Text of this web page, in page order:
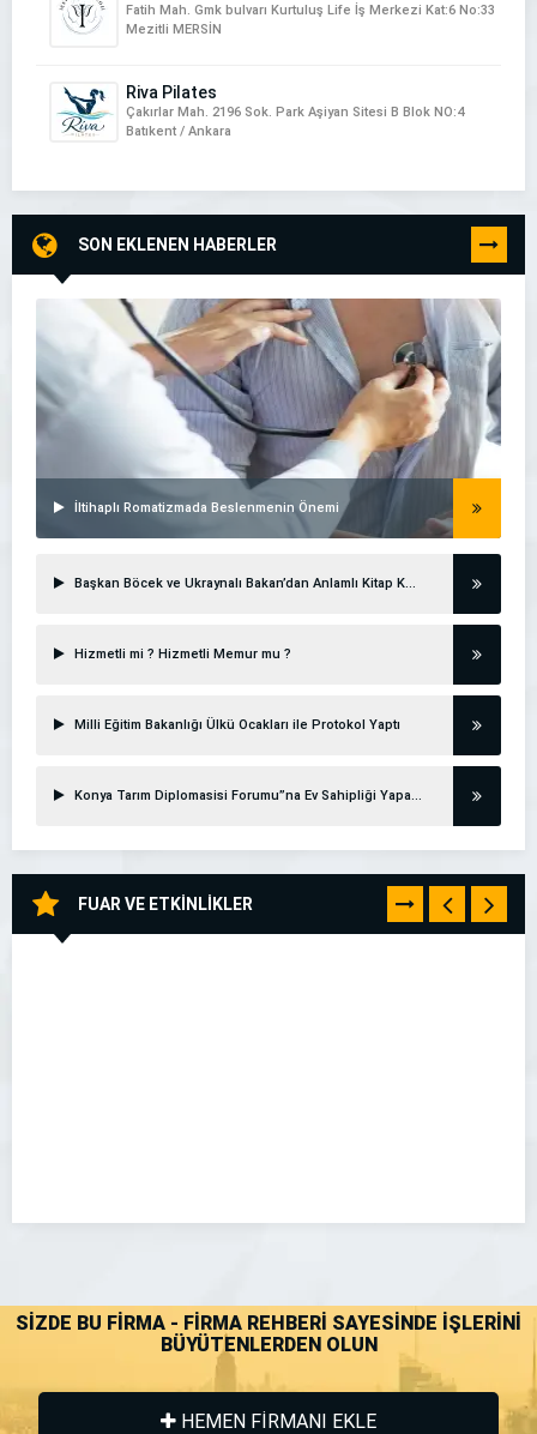
Fatih Mah. Gmk bulvarı Kurtuluş Life İş Merkezi Kat:6 No:33
Mezitli MERSİN
Riva Pilates
Çakırlar Mah. 2196 Sok. Park Aşiyan Sitesi B Blok NO:4
Batıkent / Ankara
SON EKLENEN HABERLER TÜMÜNÜ
GÖR
İltihaplı Romatizmada Beslenmenin Önemi
Başkan Böcek ve Ukraynalı Bakan’dan Anlamlı Kitap Köşesi Açılışı
Hizmetli mi ? Hizmetli Memur mu ?
Milli Eğitim Bakanlığı Ülkü Ocakları ile Protokol Yaptı
Konya Tarım Diplomasisi Forumu”na Ev Sahipliği Yapacak
FUAR VE ETKİNLİKLER TÜMÜNÜ
GÖR
SİZDE BU FİRMA - FİRMA REHBERİ SAYESİNDE İŞLERİNİ
BÜYÜTENLERDEN OLUN
HEMEN FİRMANI EKLE